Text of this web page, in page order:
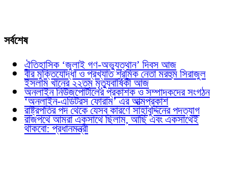
সর্বশেষ
ঐতিহাসিক ‘জুলাই গণ-অভ্যুত্থান’ দিবস আজ
বীর মুক্তিযোদ্ধা ও প্রখ্যাত শ্রমিক নেতা মরহুম সিরাজুল
ইসলাম খানের ২২তম মৃত্যুবার্ষিকী আজ
অনলাইন নিউজপোর্টালের প্রকাশক ও সম্পাদকদের সংগঠন
‘অনলাইন-এডিটরস ফোরাম’ এর আত্মপ্রকাশ
রাষ্ট্রপতির পদ থেকে যেসব কারণে সাহাবুদ্দিনের পদত্যাগ
রাজপথে আমরা একসাথে ছিলাম, আছি এবং একসাথেই
থাকবো: প্রধানমন্ত্রী